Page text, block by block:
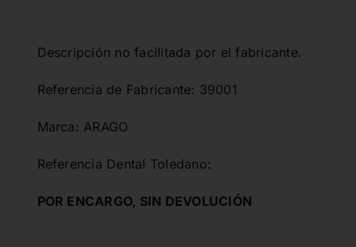
Descripción no facilitada por el fabricante.
Referencia de Fabricante: 39001
Marca: ARAGO
Referencia Dental Toledano:
POR ENCARGO, SIN DEVOLUCIÓN